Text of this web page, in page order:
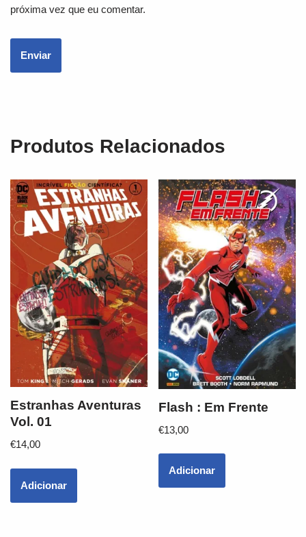
próxima vez que eu comentar.
Produtos Relacionados
Estranhas Aventuras
Vol. 01
€14,00
Adicionar
Flash : Em Frente
€13,00
Adicionar